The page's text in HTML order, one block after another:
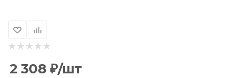
2 308 ₽/шт